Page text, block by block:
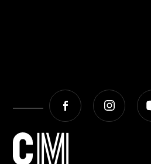
Facebook